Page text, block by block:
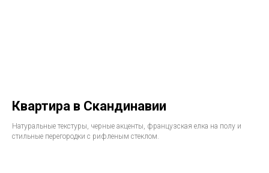
Квартира в Скандинавии
Натуральные текстуры, черные акценты, французская елка на полу и
стильные перегородки с рифленым стеклом.